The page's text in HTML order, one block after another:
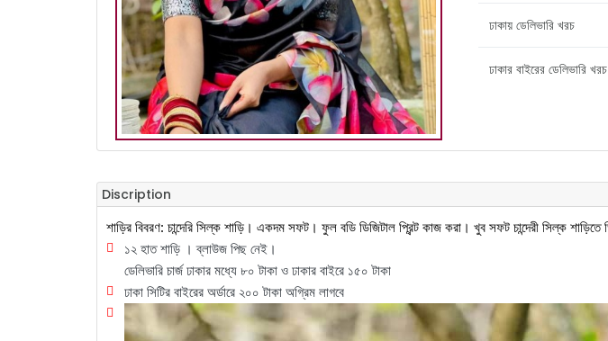
ঢাকায় ডেলিভারি খরচ
ঢাকার বাইরের ডেলিভারি খরচ
Discription
শাড়ির বিবরণ: চান্দেরি সিল্ক শাড়ি। একদম সফট। ফুল বডি ডিজিটাল প্রিন্ট কাজ করা। খুব সফট চান্দেরী সিল্ক শাড়িতে
১২ হাত শাড়ি । ব্লাউজ পিছ নেই।
ডেলিভারি চার্জ ঢাকার মধ্যে ৮০ টাকা ও ঢাকার বাইরে ১৫০ টাকা
ঢাকা সিটির বাইরের অর্ডারে ২০০ টাকা অগ্রিম লাগবে